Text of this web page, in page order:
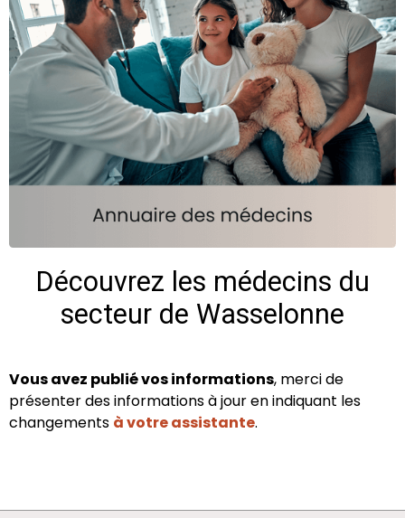
Découvrez les médecins du
secteur de Wasselonne
Vous avez publié vos informations, merci de
présenter des informations à jour en indiquant les
changements à votre assistante.